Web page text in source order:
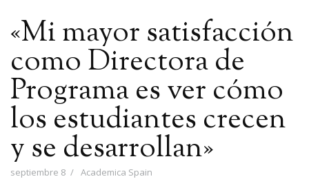
«Mi mayor satisfacción
como Directora de
Programa es ver cómo
los estudiantes crecen
y se desarrollan»
septiembre 8 Academica Spain